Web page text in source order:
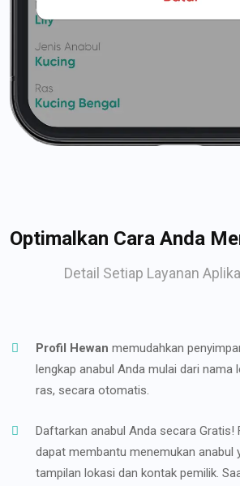
Optimalkan Cara Anda
Detail Setiap Layanan
Profil Hewan memudahkan
lengkap anabul Anda mulai dari nama
ras, secara otomatis.
Daftarkan anabul Anda secara Gratis!
dapat membantu menemukan anabul
tampilan lokasi dan kontak pemilik.